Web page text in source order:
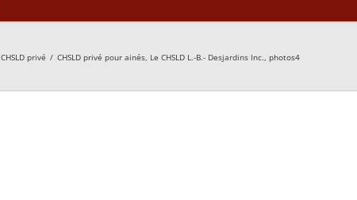
CHSLD privé / CHSLD privé pour ainés, Le CHSLD L.-B.- Desjardins Inc., photos4